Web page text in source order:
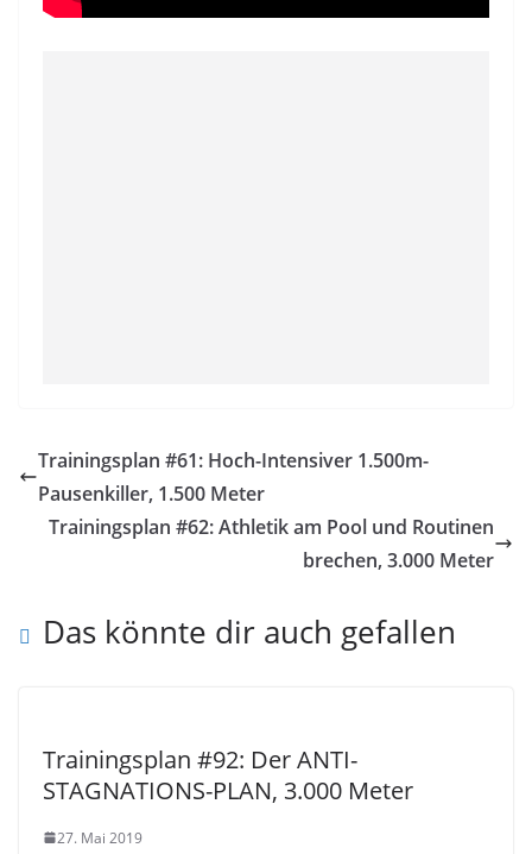
Trainingsplan #61: Hoch-Intensiver 1.500m-
Pausenkiller, 1.500 Meter
Trainingsplan #62: Athletik am Pool und Routinen
brechen, 3.000 Meter
Das könnte dir auch gefallen
Trainingsplan #92: Der ANTI-
STAGNATIONS-PLAN, 3.000 Meter
27. Mai 2019